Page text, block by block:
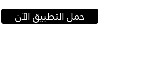
حمل التطبيق الآن